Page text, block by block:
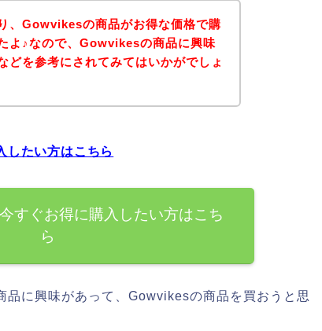
、Gowvikesの商品がお得な価格で購
よ♪なので、Gowvikesの商品に興味
どを参考にされてみてはいかがでしょ
たい方はこちら
すぐお得に購入したい方はこち
ら
に興味があって、Gowvikesの商品を買おうと思